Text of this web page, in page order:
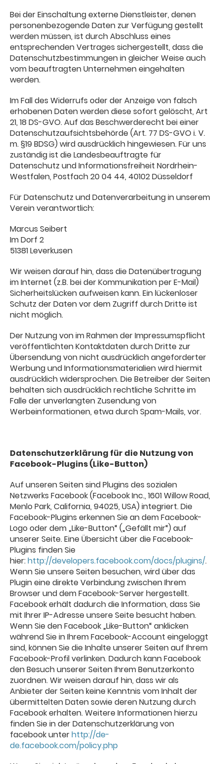
Bei der Einschaltung externe Dienstleister, denen
personenbezogende Daten zur Verfügung gestellt
werden müssen, ist durch Abschluss eines
entsprechenden Vertrages sichergestellt, dass die
Datenschutzbestimmungen in gleicher Weise auch
vom beauftragten Unternehmen eingehalten
werden.
Im Fall des Widerrufs oder der Anzeige von falsch
erhobenen Daten werden diese sofort gelöscht, Art
21, 18 DS-GVO. Auf das Beschwerderecht bei einer
Datenschutzaufsichtsbehörde (Art. 77 DS-GVO i. V.
m. §19 BDSG) wird ausdrücklich hingewiesen. Für uns
zuständig ist die Landesbeauftragte für
Datenschutz und Informationsfreiheit Nordrhein-
Westfalen, Postfach 20 04 44, 40102 Düsseldorf
Für Datenschutz und Datenverarbeitung in unserem
Verein verantwortlich:
Marcus Seibert
Im Dorf 2
51381 Leverkusen
Wir weisen darauf hin, dass die Datenübertragung
im Internet (z.B. bei der Kommunikation per E-Mail)
Sicherheitslücken aufweisen kann. Ein lückenloser
Schutz der Daten vor dem Zugriff durch Dritte ist
nicht möglich.
Der Nutzung von im Rahmen der Impressumspflicht
veröffentlichten Kontaktdaten durch Dritte zur
Übersendung von nicht ausdrücklich angeforderter
Werbung und Informationsmaterialien wird hiermit
ausdrücklich widersprochen. Die Betreiber der Seiten
behalten sich ausdrücklich rechtliche Schritte im
Falle der unverlangten Zusendung von
Werbeinformationen, etwa durch Spam-Mails, vor.
Datenschutzerklärung für die Nutzung von
Facebook-Plugins (Like-Button)
Auf unseren Seiten sind Plugins des sozialen
Netzwerks Facebook (Facebook Inc., 1601 Willow Road,
Menlo Park, California, 94025, USA) integriert. Die
Facebook-Plugins erkennen Sie an dem Facebook-
Logo oder dem „Like-Button“ („Gefällt mir“) auf
unserer Seite. Eine Übersicht über die Facebook-
Plugins finden Sie
hier:http://developers.facebook.com/docs/plugins/.
Wenn Sie unsere Seiten besuchen, wird über das
Plugin eine direkte Verbindung zwischen Ihrem
Browser und dem Facebook-Server hergestellt.
Facebook erhält dadurch die Information, dass Sie
mit Ihrer IP-Adresse unsere Seite besucht haben.
Wenn Sie den Facebook „Like-Button“ anklicken
während Sie in Ihrem Facebook-Account eingeloggt
sind, können Sie die Inhalte unserer Seiten auf Ihrem
Facebook-Profil verlinken. Dadurch kann Facebook
den Besuch unserer Seiten Ihrem Benutzerkonto
zuordnen. Wir weisen darauf hin, dass wir als
Anbieter der Seiten keine Kenntnis vom Inhalt der
übermittelten Daten sowie deren Nutzung durch
Facebook erhalten. Weitere Informationen hierzu
finden Sie in der Datenschutzerklärung von
facebook unterhttp://de-
de.facebook.com/policy.php